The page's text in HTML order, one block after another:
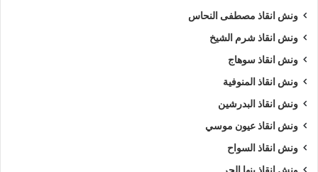
ونش انقاذ مصطفى النحاس
ونش انقاذ شرم الشيخ
ونش انقاذ سوهاج
ونش انقاذ المنوفية
ونش انقاذ البدرشين
ونش انقاذ عيون موسي
ونش انقاذ السواح